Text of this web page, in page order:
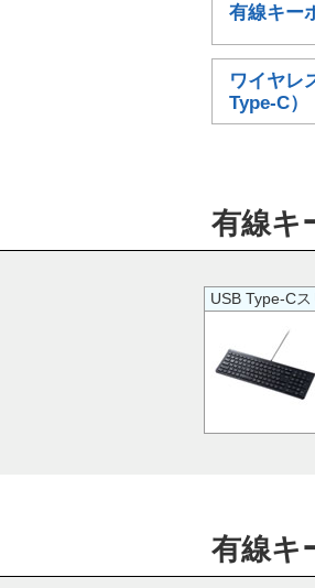
有線キー
ワイヤレ
Type-C）
有線キ
USB Type-C
有線キ